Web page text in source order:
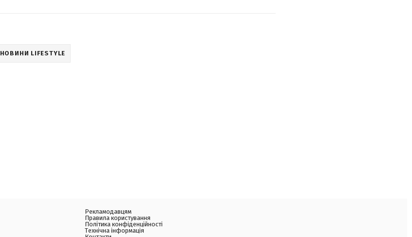
НОВИНИ LIFESTYLE
Рекламодавцям
Правила користування
Політика конфіденційності
Технічна інформація